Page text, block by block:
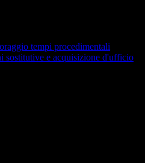
tempi procedimentali
sostitutive e acquisizione d'ufficio